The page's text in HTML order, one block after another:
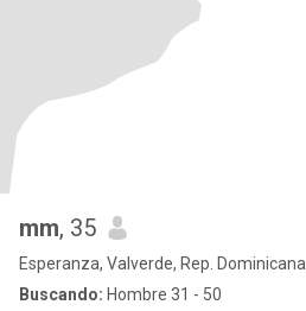
mm, 35
Esperanza, Valverde, Rep. Dominicana
Buscando: Hombre 31 - 50